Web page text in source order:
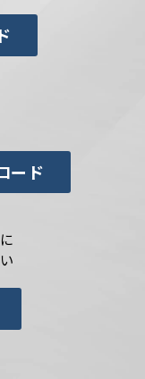
ード